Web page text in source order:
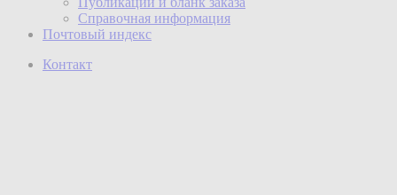
Справочная информация
Почтовый индекс
Контакт